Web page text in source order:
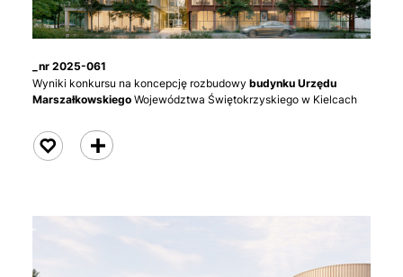
_nr 2025-061
Wyniki konkursu na koncepcję rozbudowy budynku Urzędu
Marszałkowskiego Województwa Świętokrzyskiego w Kielcach
czytaj